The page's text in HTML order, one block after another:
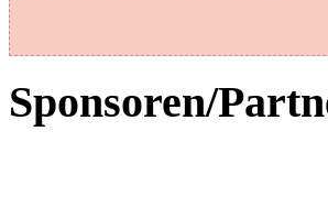
Sponsoren/